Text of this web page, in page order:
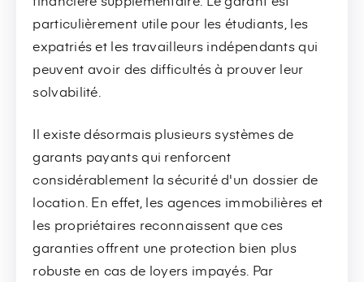
particulièrement utile pour les étudiants, les
expatriés et les travailleurs indépendants qui
peuvent avoir des difficultés à prouver leur
solvabilité.
Il existe désormais plusieurs systèmes de
garants payants qui renforcent
considérablement la sécurité d'un dossier de
location. En effet, les agences immobilières et
les propriétaires reconnaissent que ces
garanties offrent une protection bien plus
robuste en cas de loyers impayés. Par